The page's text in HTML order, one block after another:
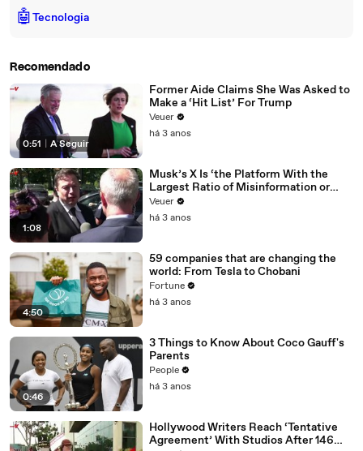
🤖Tecnologia
Recomendado
0:51 A Seguir
Former Aide Claims She Was Asked to
Make a ‘Hit List’ For Trump
Veuer
há 3 anos
1:08
Musk’s X Is ‘the Platform With the
Largest Ratio of Misinformation or
Disinformation’ Amongst All Social
Media Platforms
Veuer
há 3 anos
4:50
59 companies that are changing the
world: From Tesla to Chobani
Fortune
há 3 anos
0:46
3 Things to Know About Coco Gauff's
Parents
People
há 3 anos
Hollywood Writers Reach ‘Tentative
Agreement’ With Studios After 146